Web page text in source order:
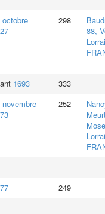
octobre
298
88,
1693
333
novembre
252
249